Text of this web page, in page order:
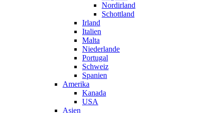
Nordirland
Schottland
Irland
Italien
Malta
Niederlande
Portugal
Schweiz
Spanien
Amerika
Kanada
USA
Asien